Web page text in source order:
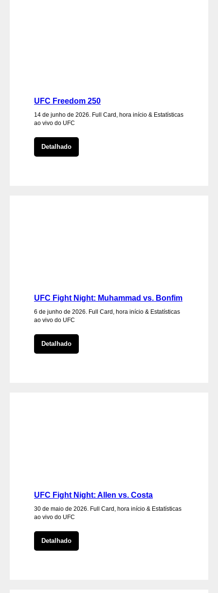
UFC Freedom 250
14 de junho de 2026. Full Card, hora início & Estatísticas
ao vivo do UFC
Detalhado
UFC Fight Night: Muhammad vs. Bonfim
6 de junho de 2026. Full Card, hora início & Estatísticas
ao vivo do UFC
Detalhado
UFC Fight Night: Allen vs. Costa
30 de maio de 2026. Full Card, hora início & Estatísticas
ao vivo do UFC
Detalhado